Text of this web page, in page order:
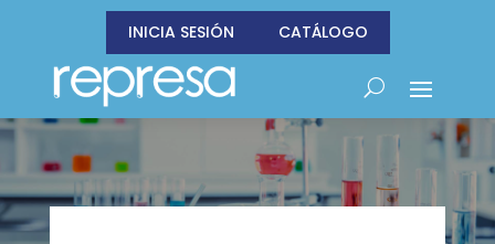
INICIA SESIÓN CATÁLOGO